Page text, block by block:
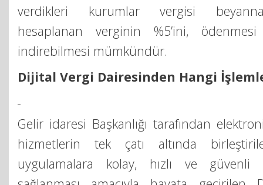
verdikleri kurumlar vergisi
hesaplanan verginin %5’ini,
indirebilmesi mümkündür.
Dijital Vergi Dairesinden Hangi
Gelir idaresi Başkanlığı tarafından
hizmetlerin tek çatı altında
uygulamalara kolay, hızlı ve